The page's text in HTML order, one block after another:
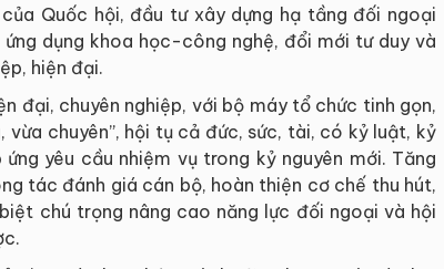
Quốc hội, đầu tư xây dựng hạ tầng đối ngoại
dụng khoa học-công nghệ, đổi mới tư duy và
hiện đại.
đại, chuyên nghiệp, với bộ máy tổ chức tinh gọn,
vừa chuyên”, hội tụ cả đức, sức, tài, có kỷ luật, kỷ
yêu cầu nhiệm vụ trong kỷ nguyên mới. Tăng
tác đánh giá cán bộ, hoàn thiện cơ chế thu hút,
chú trọng nâng cao năng lực đối ngoại và hội